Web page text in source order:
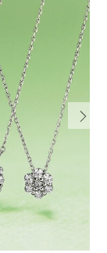
レスト
施設案内
アクセ